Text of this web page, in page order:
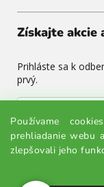
Používame
prehliadanie webu
zlepšovali jeho
Získajte akcie
Prihláste sa k
prvý.
Odoslaním